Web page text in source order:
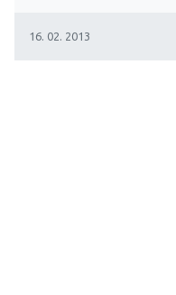
16. 02. 2013